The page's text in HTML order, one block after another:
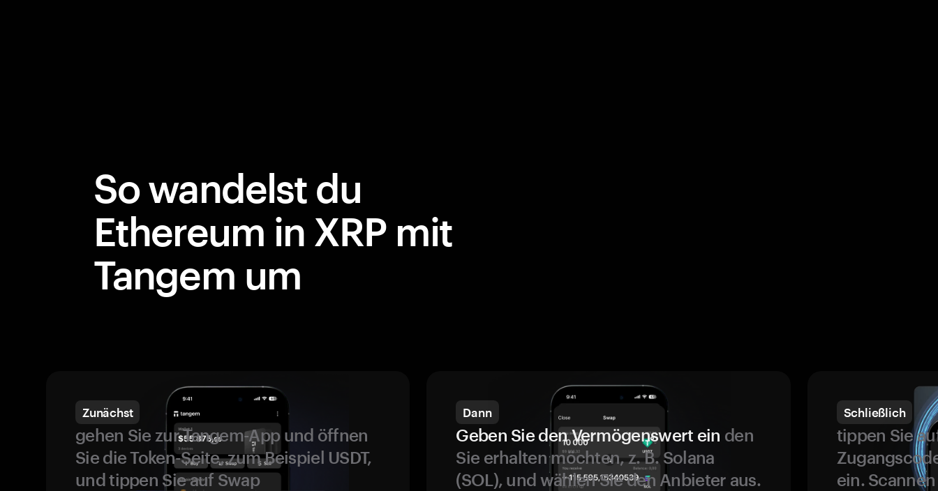
So wandelst du
Ethereum in XRP mit
Tangem um
Zunächst
gehen Sie zur Tangem-App und öffnen
Sie die Token-Seite, zum Beispiel USDT,
und tippen Sie auf Swap
Dann
Geben Sie den Vermögenswert ein den
Sie erhalten möchten, z. B. Solana
(SOL), und wählen Sie den Anbieter aus.
Schließlich
tippen Sie
ein.